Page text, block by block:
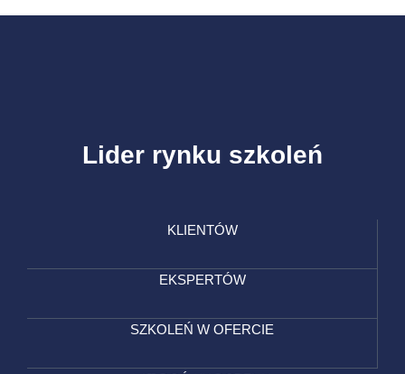
Lider rynku szkoleń
KLIENTÓW
EKSPERTÓW
SZKOLEŃ W OFERCIE